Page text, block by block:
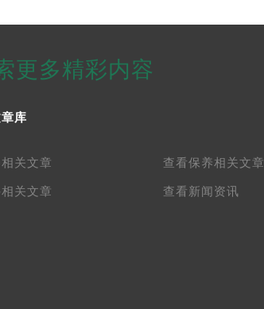
更多精彩内容
库
关文章 查看保养相关文章
关文章 查看新闻资讯